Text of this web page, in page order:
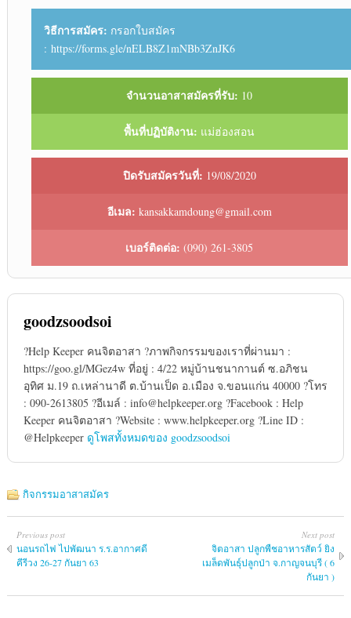
วิธีการสมัคร: กรอกใบสมัคร
: https://forms.gle/nELB8Z1mNBb3ZnJK6
จำนวนอาสาสมัครที่รับ: 10
พื้นที่ปฏิบัติงาน: แม่ฮ่องสอน
ปิดรับสมัครวันที่: 19/08/2020
อีเมล: kansakkamdoung@gmail.com
เบอร์ติดต่อ: (090) 261-3805
goodzsoodsoi
?Help Keeper คนจิตอาสา ?ภาพกิจกรรมของเราที่ผ่านมา :
https://goo.gl/MGez4w ที่อยู่ : 4/22 หมู่บ้านชนากานต์ ซ.อภิชน
อุทิศ ม.19 ถ.เหล่านาดี ต.บ้านเป็ด อ.เมือง จ.ขอนแก่น 40000 ?โทร
: 090-2613805 ?อีเมล์ : info@helpkeeper.org ?Facebook : Help
Keeper คนจิตอาสา ?Website : www.helpkeeper.org ?Line ID :
@Helpkeeper ดูโพสทั้งหมดของ goodzsoodsoi
กิจกรรมอาสาสมัคร
Previous post
นอนรถไฟ ไปพัฒนา ร.ร.อากาศดี
คีรีวง 26-27 กันยา 63
Next post
จิตอาสา ปลูกพืชอาหารสัตว์ ยิง
เมล็ดพันธุ์ปลูกป่า จ.กาญจนบุรี ( 6
กันยา )